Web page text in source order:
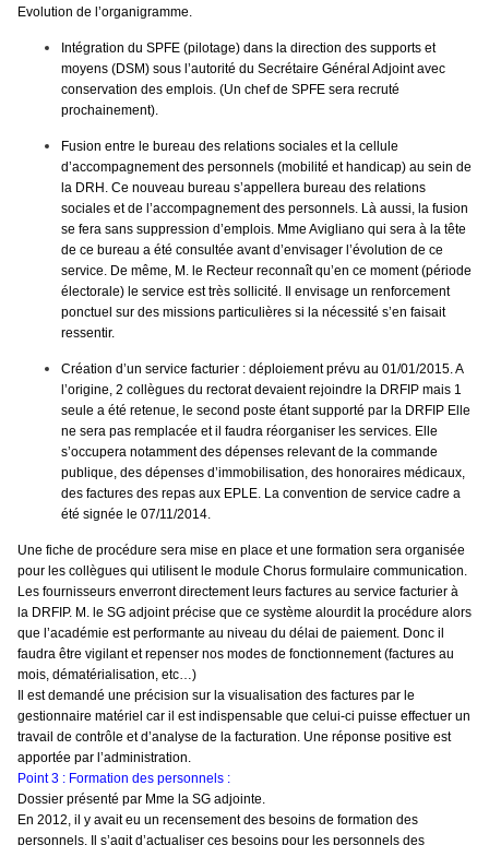
Evolution de l’organigramme.
Intégration du SPFE (pilotage) dans la direction des supports et
moyens (DSM) sous l’autorité du Secrétaire Général Adjoint avec
conservation des emplois. (Un chef de SPFE sera recruté
prochainement).
Fusion entre le bureau des relations sociales et la cellule
d’accompagnement des personnels (mobilité et handicap) au sein de
la DRH. Ce nouveau bureau s’appellera bureau des relations
sociales et de l’accompagnement des personnels. Là aussi, la fusion
se fera sans suppression d’emplois. Mme Avigliano qui sera à la tête
de ce bureau a été consultée avant d’envisager l’évolution de ce
service. De même, M. le Recteur reconnaît qu’en ce moment (période
électorale) le service est très sollicité. Il envisage un renforcement
ponctuel sur des missions particulières si la nécessité s’en faisait
ressentir.
Création d’un service facturier : déploiement prévu au 01/01/2015. A
l’origine, 2 collègues du rectorat devaient rejoindre la DRFIP mais 1
seule a été retenue, le second poste étant supporté par la DRFIP Elle
ne sera pas remplacée et il faudra réorganiser les services. Elle
s’occupera notamment des dépenses relevant de la commande
publique, des dépenses d’immobilisation, des honoraires médicaux,
des factures des repas aux EPLE. La convention de service cadre a
été signée le 07/11/2014.
Une fiche de procédure sera mise en place et une formation sera organisée
pour les collègues qui utilisent le module Chorus formulaire communication.
Les fournisseurs enverront directement leurs factures au service facturier à
la DRFIP. M. le SG adjoint précise que ce système alourdit la procédure alors
que l’académie est performante au niveau du délai de paiement. Donc il
faudra être vigilant et repenser nos modes de fonctionnement (factures au
mois, dématérialisation, etc…)
Il est demandé une précision sur la visualisation des factures par le
gestionnaire matériel car il est indispensable que celui-ci puisse effectuer un
travail de contrôle et d’analyse de la facturation. Une réponse positive est
apportée par l’administration.
Point 3 : Formation des personnels :
Dossier présenté par Mme la SG adjointe.
En 2012, il y avait eu un recensement des besoins de formation des
personnels. Il s’agit d’actualiser ces besoins pour les personnels des